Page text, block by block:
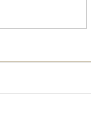
atsavināšana